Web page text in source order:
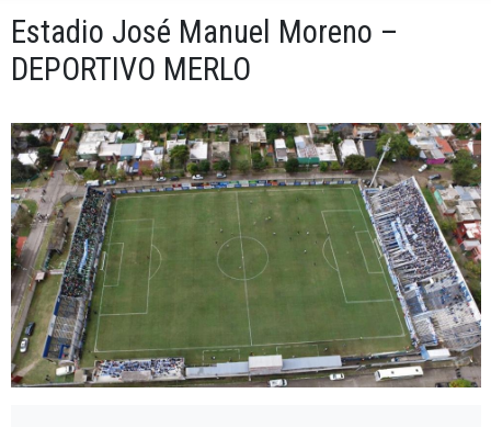
Estadio José Manuel Moreno –
DEPORTIVO MERLO